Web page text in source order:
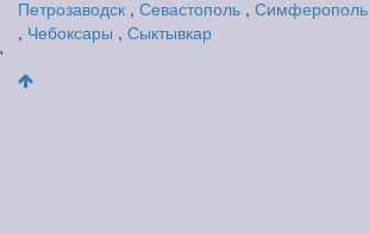
Петрозаводск , Севастополь , Симферополь
, Чебоксары , Сыктывкар
'